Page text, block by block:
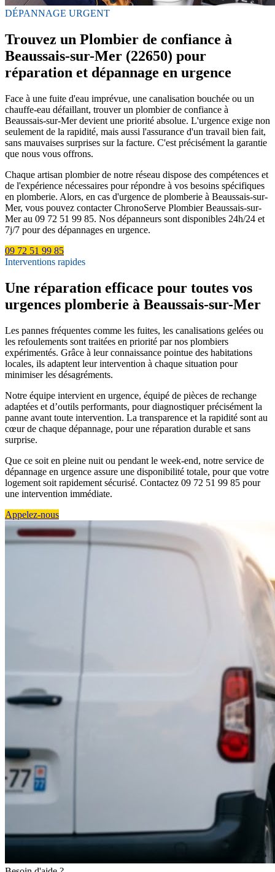
DÉPANNAGE URGENT
Trouvez un Plombier de confiance à
Beaussais-sur-Mer (22650) pour
réparation et dépannage en urgence
Face à une fuite d'eau imprévue, une canalisation bouchée ou un
chauffe-eau défaillant, trouver un plombier de confiance à
Beaussais-sur-Mer devient une priorité absolue. L'urgence exige non
seulement de la rapidité, mais aussi l'assurance d'un travail bien fait,
sans mauvaises surprises sur la facture. C'est précisément la garantie
que nous vous offrons.
Chaque artisan plombier de notre réseau dispose des compétences et
de l'expérience nécessaires pour répondre à vos besoins spécifiques
en plomberie. Alors, en cas d'urgence de plomberie à Beaussais-sur-
Mer, vous pouvez contacter ChronoServe Plombier Beaussais-sur-
Mer au 09 72 51 99 85. Nos dépanneurs sont disponibles 24h/24 et
7j/7 pour des dépannages en urgence.
09 72 51 99 85
Interventions rapides
Une réparation efficace pour toutes vos
urgences plomberie à Beaussais-sur-Mer
Les pannes fréquentes comme les fuites, les canalisations gelées ou
les refoulements sont traitées en priorité par nos plombiers
expérimentés. Grâce à leur connaissance pointue des habitations
locales, ils adaptent leur intervention à chaque situation pour
minimiser les désagréments.
Notre équipe intervient en urgence, équipé de pièces de rechange
adaptées et d’outils performants, pour diagnostiquer précisément la
panne avant toute intervention. La transparence et la rapidité sont au
cœur de chaque dépannage, pour une réparation durable et sans
surprise.
Que ce soit en pleine nuit ou pendant le week-end, notre service de
dépannage en urgence assure une disponibilité totale, pour que votre
logement soit rapidement sécurisé. Contactez 09 72 51 99 85 pour
une intervention immédiate.
Appelez-nous